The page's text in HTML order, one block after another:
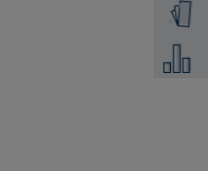
Zum